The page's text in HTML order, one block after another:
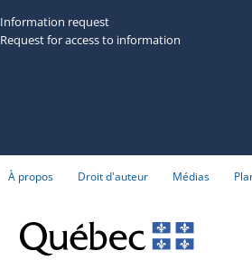
Information request
Request for access to information
À propos Droit d'auteur Médias